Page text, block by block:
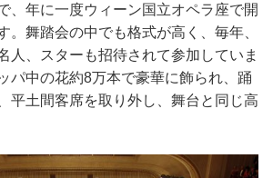
、年に一度ウィーン国立オペラ座で開
。舞踏会の中でも格式が高く、毎年、
人、スターも招待されて参加していま
パ中の花約8万本で豪華に飾られ、踊
平土間客席を取り外し、舞台と同じ高